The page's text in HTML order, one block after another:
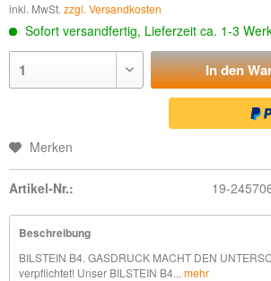
inkl. MwSt. zzgl. Versandkosten
Sofort versandfertig, Lieferzeit ca. 1-3
In den
Merken
Artikel-Nr.: 19-
Beschreibung
BILSTEIN B4. GASDRUCK MACHT DEN
verpflichtet! Unser BILSTEIN B4... mehr